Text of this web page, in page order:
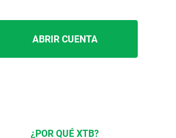
ABRIR CUENTA
¿POR QUÉ XTB?